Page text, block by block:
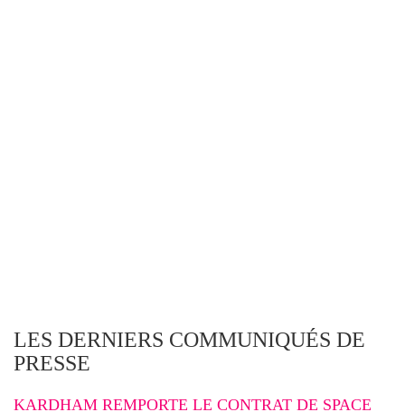
LES DERNIERS COMMUNIQUÉS DE
PRESSE
KARDHAM REMPORTE LE CONTRAT DE SPACE